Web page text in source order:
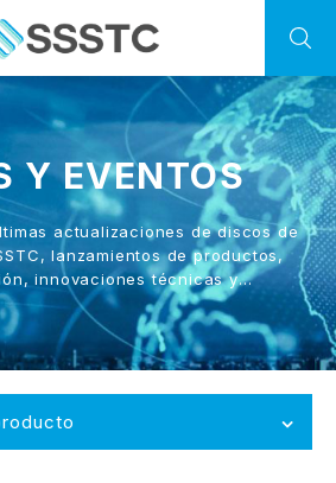
Y EVENTOS
actualizaciones de discos de
lanzamientos de productos,
innovaciones técnicas y
permanezca atento a nuestros